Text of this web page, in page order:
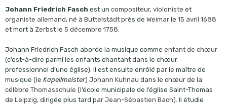
Johann Friedrich Fasch est un compositeur, violoniste et
organiste allemand, né à Buttelstädtprès de Weimarle 15 avril 1688
et mort à Zerbstle 5 décembre 1758.
Johann Friedrich Fasch aborde la musique comme enfant de chœur
(c’est-à-dire parmi les enfants chantant dans le chœur
professionnel d’une église). Il est ensuite enrôlé par le maître de
musique (le Kapellmeister) Johann Kuhnau dans le chœur de la
célèbre Thomasschule (l’école municipale de l’église Saint-Thomas
de Leipzig, dirigée plus tard par Jean-Sébastien Bach). Il étudie